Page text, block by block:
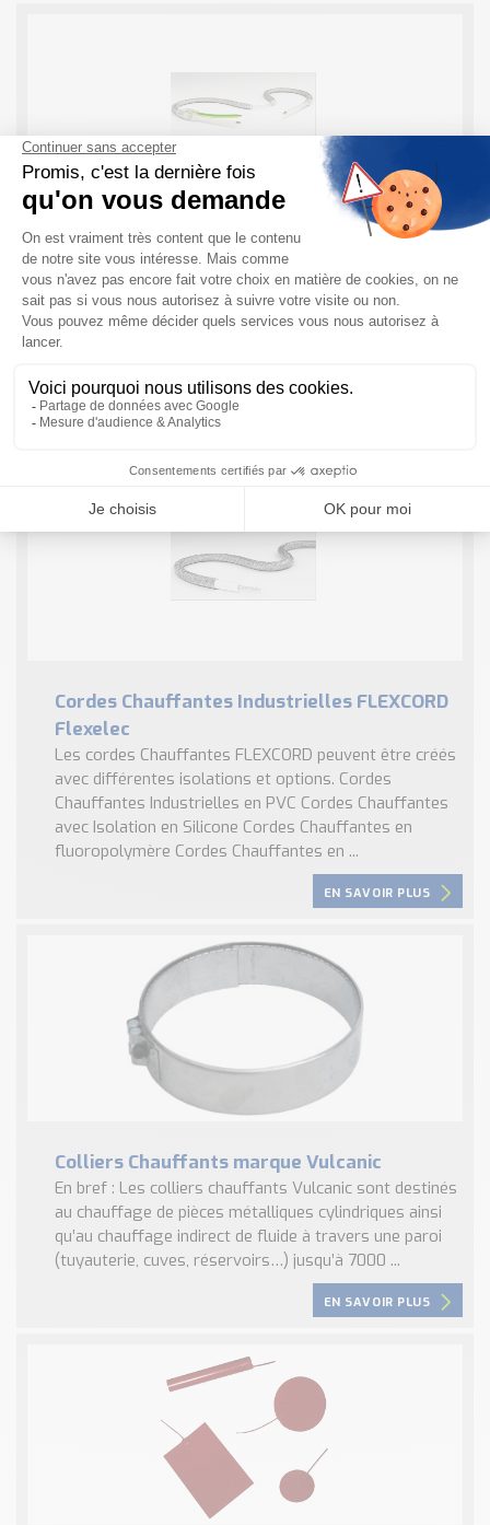
Cordons Chauffants Industriels FLEXUNIT
Flexelec
En bref, les Cordons Chauffants Flexunit Les cordons
chauffants sont constitués d’une partie chauffante et
d’une partie alimentation. Les produits FLEXUNIT
options. Il ...
Cordes Chauffantes Industrielles FLEXCORD
Flexelec
Les cordes Chauffantes FLEXCORD peuvent être créés
avec différentes isolations et options. Cordes
Chauffantes Industrielles en PVC Cordes Chauffantes
avec Isolation en Silicone Cordes Chauffantes en
fluoropolymère Cordes Chauffantes en ...
EN SAVOIR PLUS
Colliers Chauffants marque Vulcanic
En bref : Les colliers chauffants Vulcanic sont destinés
au chauffage de pièces métalliques cylindriques ainsi
qu’au chauffage indirect de fluide à travers une paroi
(tuyauterie, cuves, réservoirs…) jusqu’à 7000 ...
EN SAVOIR PLUS